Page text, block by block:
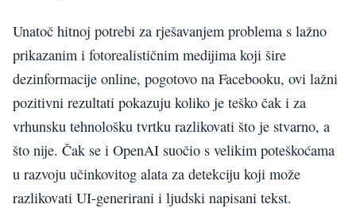
Unatoč hitnoj potrebi za rješavanjem problema s lažno
prikazanim i fotorealističnim medijima koji šire
dezinformacije online, pogotovo na Facebooku, ovi lažni
pozitivni rezultati pokazuju koliko je teško čak i za
vrhunsku tehnološku tvrtku razlikovati što je stvarno, a
što nije. Čak se i OpenAI suočio s velikim poteškoćama
u razvoju učinkovitog alata za detekciju koji može
razlikovati UI-generirani i ljudski napisani tekst.